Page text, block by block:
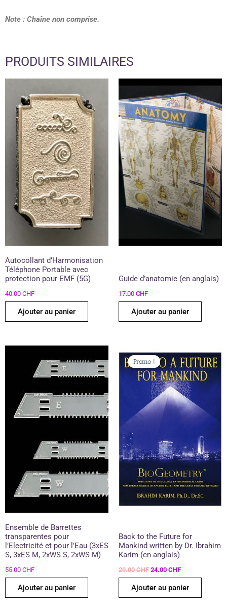
Note : Chaîne non comprise.
PRODUITS SIMILAIRES
Autocollant d’Harmonisation
Téléphone Portable avec
protection pour EMF (5G)
40.00 CHF
Ajouter au panier
Guide d’anatomie (en anglais)
17.00 CHF
Ajouter au panier
Ensemble de Barrettes
transparentes pour
l’Electricité et pour l’Eau (3xES
S, 3xES M, 2xWS S, 2xWS M)
55.00 CHF
Ajouter au panier
Promo !
Promo !
Back to the Future for
Mankind written by Dr. Ibrahim
Karim (en anglais)
29.00CHF
prix
initial
était :
29.00 CHF.
24.00 CHF
prix
actuel
est :
24.00 CHF.
Ajouter au panier